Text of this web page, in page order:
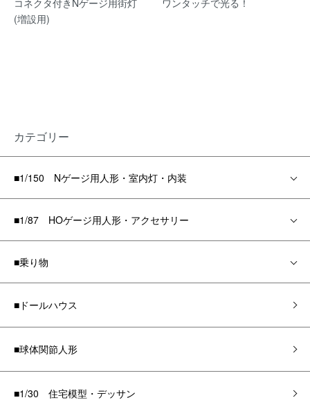
コネクタ付きNゲージ用街灯
(増設用)
ワンタッチで光る！
カテゴリー
■1/150 Nゲージ用人形・室内灯・内装
■1/87 HOゲージ用人形・アクセサリー
■乗り物
■ドールハウス
■球体関節人形
■1/30 住宅模型・デッサン